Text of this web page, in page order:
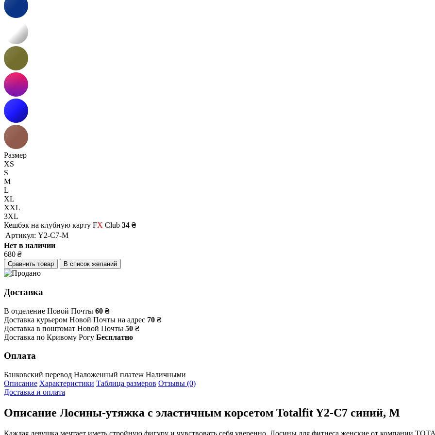
Размер
XS
S
M
L
XL
XXL
3XL
Кешбэк на клубную карту FX Club 34 ₴
Артикул: Y2-C7-M
Нет в наличии
680 ₴
Сравнить товар В список желаний
Доставка
В отделение Новой Почты 60 ₴
Доставка курьером Новой Почты на адрес 70 ₴
Доставка в поштомат Новой Почты 50 ₴
Доставка по Кривому Рогу Бесплатно
Оплата
Банковский перевод Наложенный платеж Наличными
Описание Характеристики Таблица размеров Отзывы (0)
Доставка и оплата
Описание Лосины-утяжка с эластичным корсетом Totalfit Y2-C7 синий, M
Каждая девушка мечтает иметь стройную фигуру и чувствовать себя уверенно. Лосины для фитнеса женские от компании